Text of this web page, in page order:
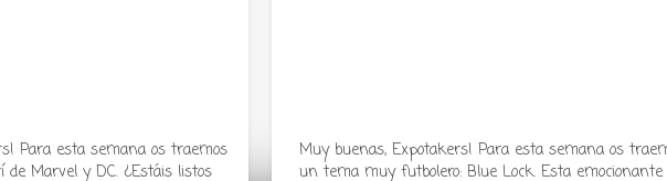
Para esta semana os traemos
de Marvel y DC. ¿Estáis listos
Muy buenas, Expotakers! Para esta semana os
un tema muy futbolero: Blue Lock. Esta emocionante